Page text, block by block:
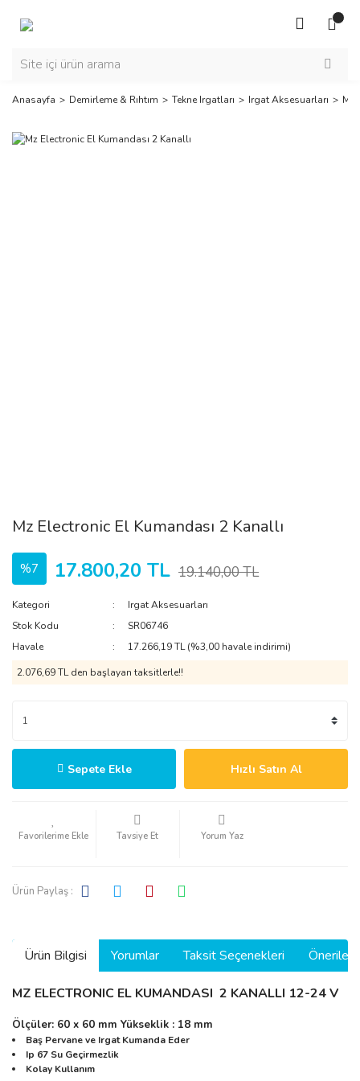
Anasayfa Demirleme & Rıhtım Tekne Irgatları Irgat Aksesuarları Mz
Mz Electronic El Kumandası 2 Kanallı
%7 17.800,20 TL 19.140,00 TL
Kategori
Irgat Aksesuarları
Stok Kodu
SR06746
Havale
17.266,19 TL (%3,00 havale indirimi)
2.076,69 TL den başlayan taksitlerle!!
Sepete Ekle Hızlı Satın Al
Tavsiye Et Yorum Yaz
Ürün Paylaş :
Ürün Bilgisi Yorumlar Taksit Seçenekleri
MZ ELECTRONIC EL KUMANDASI 2 KANALLI 12-24 V
Ölçüler: 60 x 60 mm Yükseklik : 18 mm
Baş Pervane ve Irgat Kumanda Eder
Ip 67 Su Geçirmezlik
Kolay Kullanım